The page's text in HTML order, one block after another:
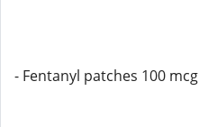
- Fentanyl patches 100 mcg